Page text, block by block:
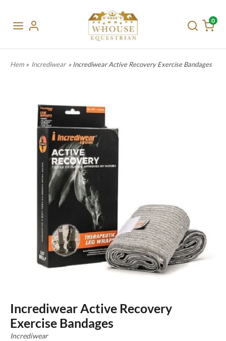
0
Hem » Incrediwear » Incrediwear Active Recovery Exercise Bandages
Incrediwear Active Recovery
Exercise Bandages
Incrediwear